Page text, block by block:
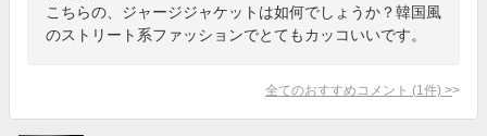
こちらの、ジャージジャケットは如何でしょうか？韓国風
のストリート系ファッションでとてもカッコいいです。
全てのおすすめコメント (1 件) >